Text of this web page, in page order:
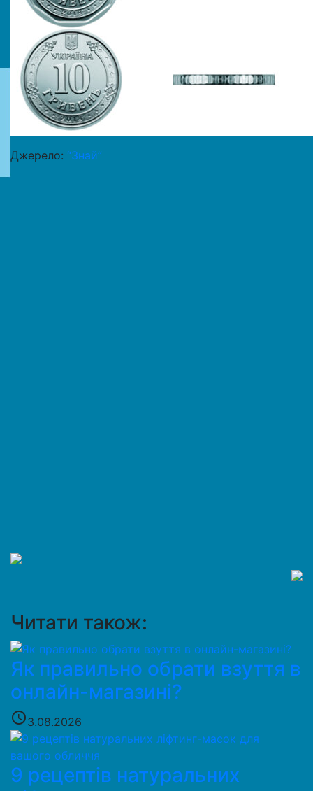
Джерело: “Знай”
Читати також:
Як правильно обрати взуття в
онлайн-магазині?
access_time3.08.2026
9 рецептів натуральних